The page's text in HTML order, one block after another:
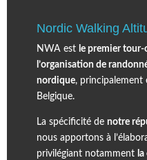
Nordic Walking
NWA est le premier tour-
l’organisation de
nordique, principalement
Belgique.
La spécificité de notre
nous apportons à
privilégiant notamment